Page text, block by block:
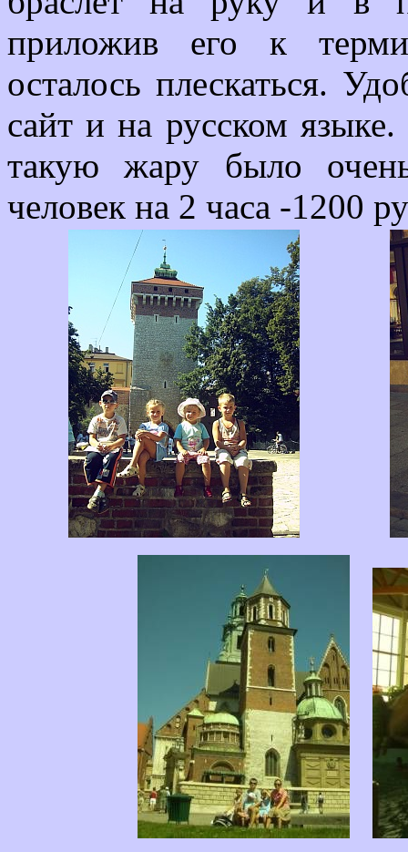
приложив его к
осталось плескаться.
сайт и на русском
такую жару было
человек на 2 часа -1200